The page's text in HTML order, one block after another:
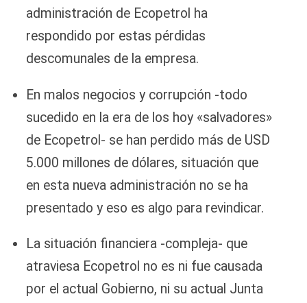
administración de Ecopetrol ha
respondido por estas pérdidas
descomunales de la empresa.
En malos negocios y corrupción -todo
sucedido en la era de los hoy «salvadores»
de Ecopetrol- se han perdido más de USD
5.000 millones de dólares, situación que
en esta nueva administración no se ha
presentado y eso es algo para revindicar.
La situación financiera -compleja- que
atraviesa Ecopetrol no es ni fue causada
por el actual Gobierno, ni su actual Junta